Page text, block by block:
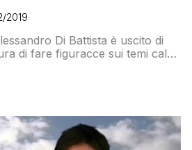
2019
Di Battista è uscito di
di fare figuracce sui temi caldi